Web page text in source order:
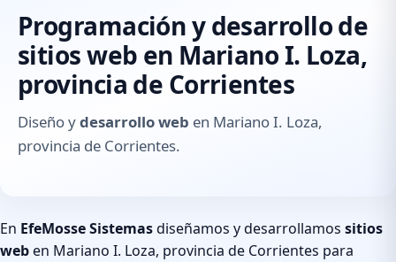
Programación y desarrollo de
sitios web en Mariano I. Loza,
provincia de Corrientes
Diseño ydesarrollo web en Mariano I. Loza,
provincia de Corrientes.
En EfeMosse Sistemasdiseñamos y desarrollamos sitios
weben Mariano I. Loza, provincia de Corrientes para